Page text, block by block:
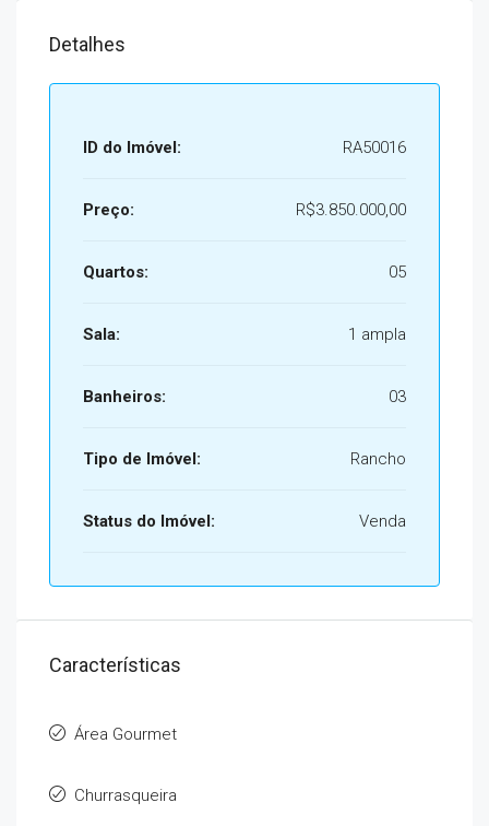
Detalhes
ID do Imóvel: RA50016
Preço: R$3.850.000,00
Quartos: 05
Sala: 1 ampla
Banheiros: 03
Tipo de Imóvel: Rancho
Status do Imóvel: Venda
Características
Área Gourmet
Churrasqueira